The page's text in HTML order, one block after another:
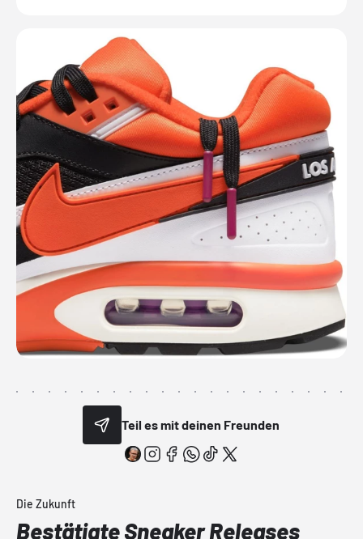
Teil es mit deinen Freunden
Die Zukunft
Bestätigte Sneaker Releases